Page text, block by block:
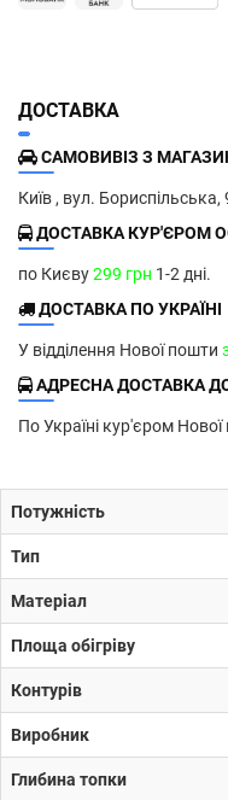
ДОСТАВКА
САМОВИВІЗ З
Київ , вул. Бориспільська,
ДОСТАВКА КУР'ЄРОМ
по Києву299 грн 1-2 дні.
ДОСТАВКА ПО УКРАЇНІ
У відділення Нової пошти
АДРЕСНА ДОСТАВКА
По Україні кур'єром
Потужність
Тип
Матеріал
Площа обігріву
Контурів
Виробник
Глибина топки